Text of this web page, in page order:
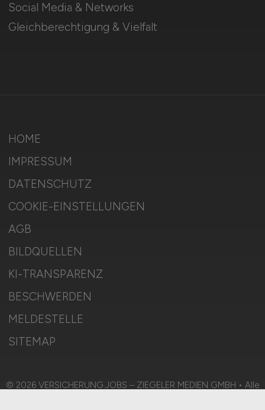
Social Media & Networks
Gleichberechtigung & Vielfalt
HOME
IMPRESSUM
DATENSCHUTZ
COOKIE-EINSTELLUNGEN
AGB
BILDQUELLEN
KI-TRANSPARENZ
BESCHWERDEN
MELDESTELLE
SITEMAP
© 2026 VERSICHERUNG.JOBS – ZIEGELER MEDIEN GMBH • Alle